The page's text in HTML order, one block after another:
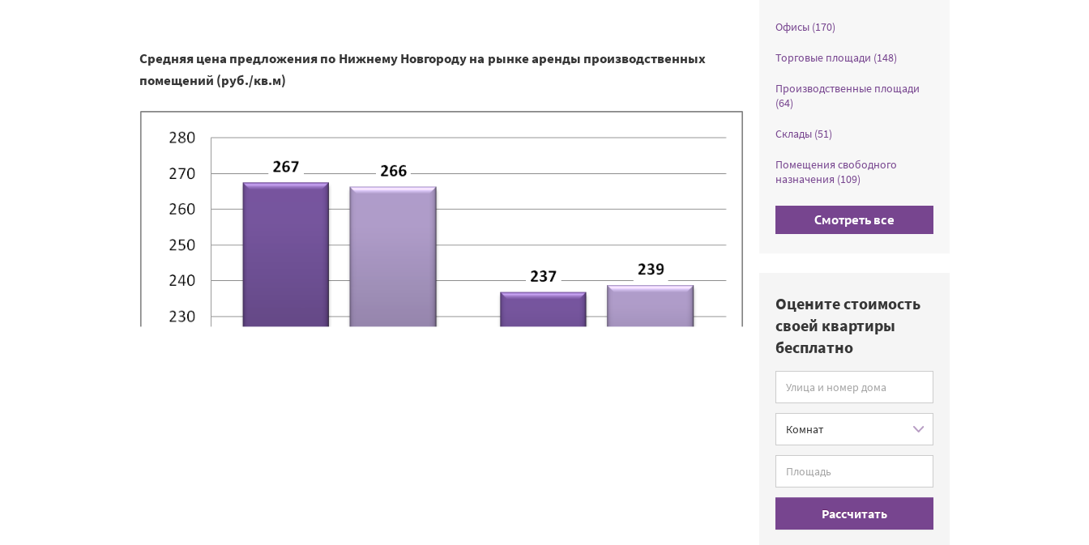
Средняя цена предложения по Нижнему Новгороду на рынке аренды производственных
помещений (руб./кв.м)
Офисы (170)
Торговые площади (148)
Производственные площади
(64)
Склады (51)
Помещения свободного
назначения (109)
Смотреть все
Оцените стоимость
своей квартиры
бесплатно
Рассчитать